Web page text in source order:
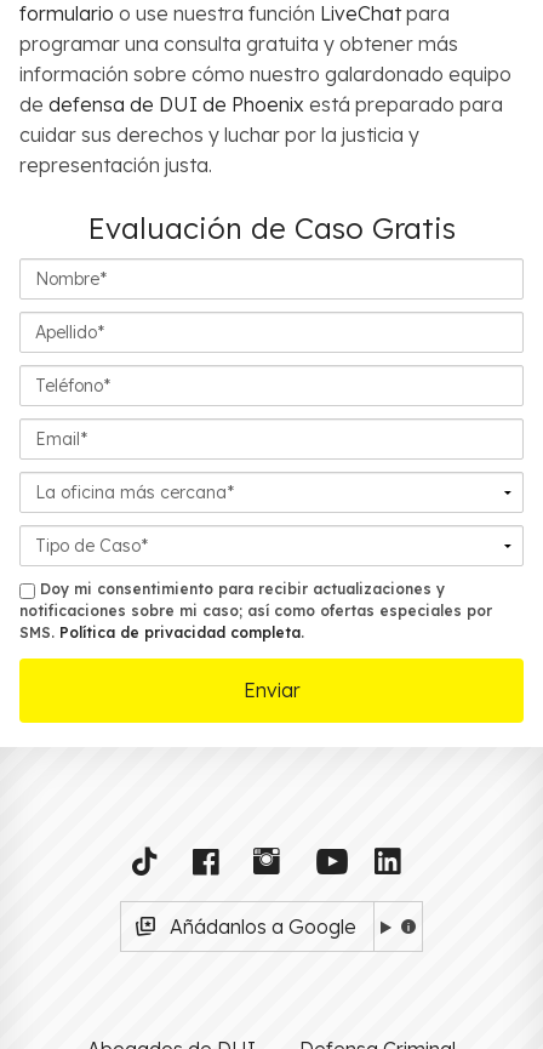
formulario o use nuestra función LiveChatpara
programar una consulta gratuita y obtener más
información sobre cómo nuestro galardonado equipo
de defensa de DUI de Phoenix está preparado para
cuidar sus derechos y luchar por la justicia y
representación justa.
Evaluación de Caso Gratis
Nombre*
Apellido*
Teléfono*
Email*
La
oficina
más
cercana*
Detalles
del
Caso*
smsDoy mi consentimiento para recibir actualizaciones y
notificaciones sobre mi caso; así como ofertas especiales por
SMS. Política de privacidad completa.
Añádanlos a Google